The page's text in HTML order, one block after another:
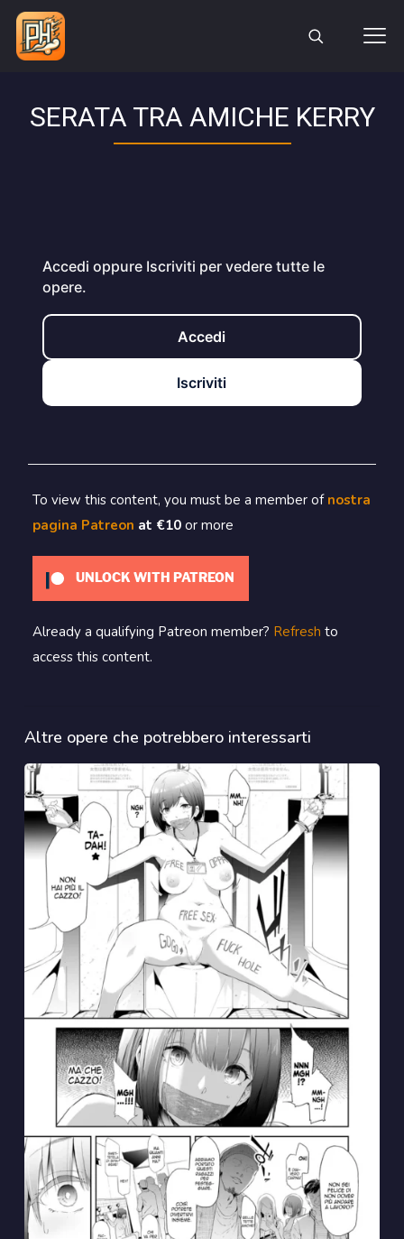
SERATA TRA AMICHE KERRY
Accedi oppure Iscriviti per vedere tutte le
opere.
Accedi
Iscriviti
To view this content, you must be a member of nostra
pagina Patreon at €10 or more
UNLOCK WITH PATREON
Already a qualifying Patreon member? Refresh to
access this content.
Altre opere che potrebbero interessarti